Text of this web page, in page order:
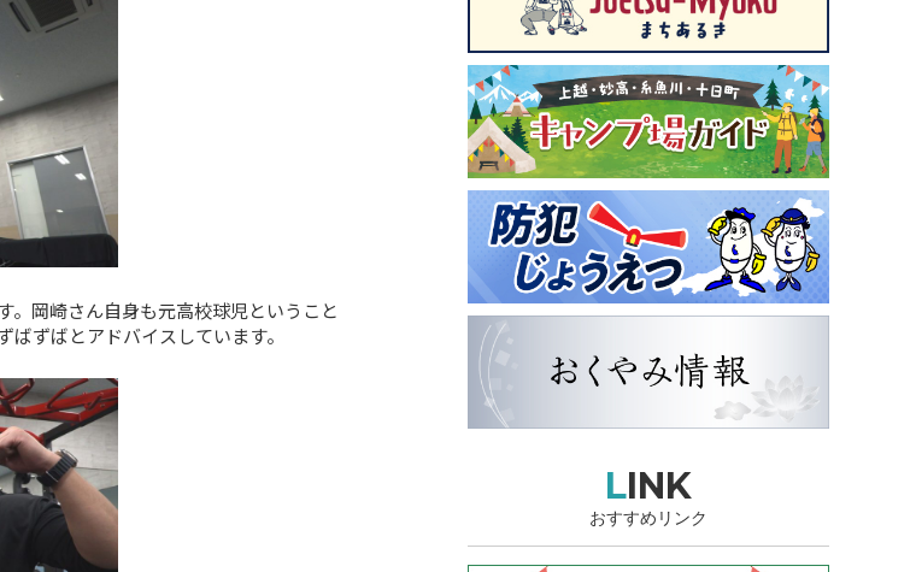
。岡崎さん自身も元高校球児ということ
ずばとアドバイスしています。
LINK
おすすめリンク